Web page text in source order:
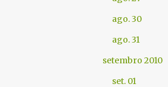
ago. 30
ago. 31
setembro 2010
set. 01